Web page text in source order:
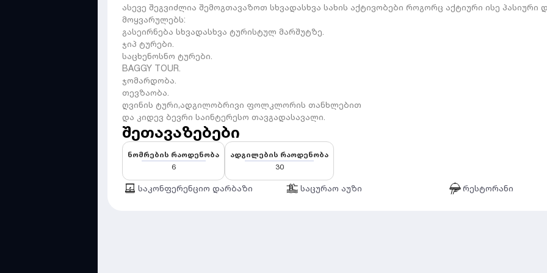
ასევე შეგვიძლია შემოგთავაზოთ სხვადასხვა სახის აქტივობები როგორც აქტიური ისე პასიური
მოყვარულებს:
გასეირნება სხვადასხვა ტურისტულ მარშუტზე.
ჯიპ ტურები.
საცხენოსნო ტურები.
BAGGY TOUR.
ჯომარდობა.
თევზაობა.
ღვინის ტური,ადგილობრივი ფოლკლორის თანხლებით
და კიდევ ბევრი საინტერესო თავგადასავალი.
შეთავაზებები
ნომრების რაოდენობა
6
ადგილების რაოდენობა
30
საკონფერენციო დარბაზი საცურაო აუზი რესტორანი